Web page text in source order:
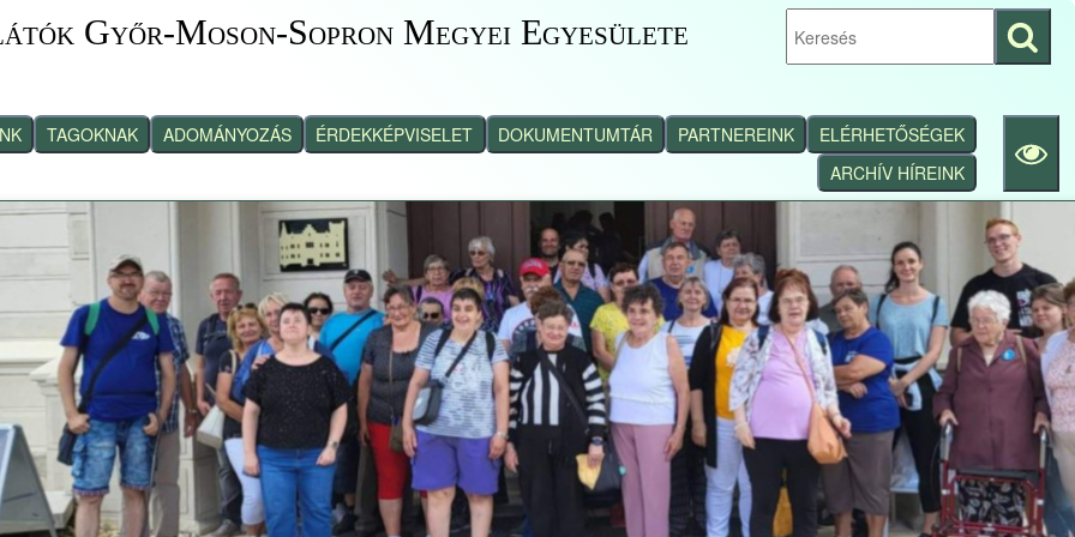
Győr-Moson-Sopron Megyei Egyesülete
Keresés
indítása
TAGOKNAK ADOMÁNYOZÁS ÉRDEKKÉPVISELET DOKUMENTUMTÁR PARTNEREINK
ELÉRHETŐSÉGEK
ARCHÍV HÍREINK